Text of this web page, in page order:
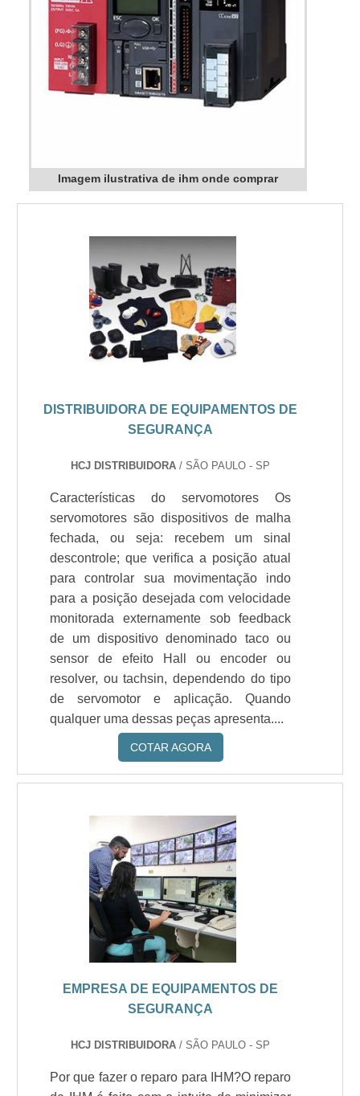
Imagem ilustrativa de ihm onde comprar
DISTRIBUIDORA DE EQUIPAMENTOS DE
SEGURANÇA
HCJ DISTRIBUIDORA / SÃO PAULO - SP
Características do servomotores Os
servomotores são dispositivos de malha
fechada, ou seja: recebem um sinal
descontrole; que verifica a posição atual
para controlar sua movimentação indo
para a posição desejada com velocidade
monitorada externamente sob feedback
de um dispositivo denominado taco ou
sensor de efeito Hall ou encoder ou
resolver, ou tachsin, dependendo do tipo
de servomotor e aplicação. Quando
qualquer uma dessas peças apresenta....
COTAR AGORA
EMPRESA DE EQUIPAMENTOS DE
SEGURANÇA
HCJ DISTRIBUIDORA / SÃO PAULO - SP
Por que fazer o reparo para IHM?O reparo